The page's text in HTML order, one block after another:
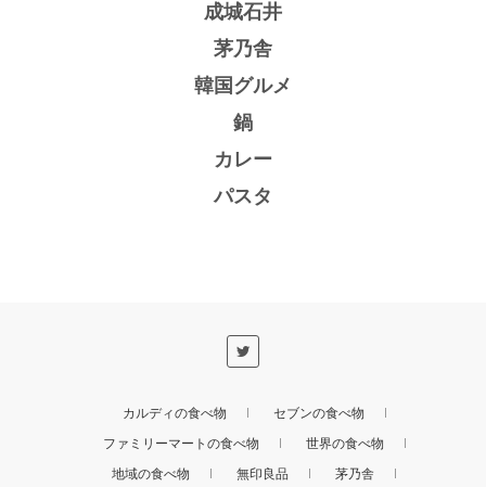
成城石井
茅乃舎
韓国グルメ
鍋
カレー
パスタ
カルディの食べ物
セブンの食べ物
ファミリーマートの食べ物
世界の食べ物
地域の食べ物
無印良品 茅乃舎